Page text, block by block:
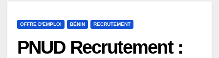
OFFRE D'EMPLOI BÉNIN RECRUTEMENT
PNUD Recrutement :